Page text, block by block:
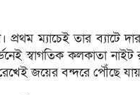
ম্যাচেই তার ব্যাটে
স্বাগতিক কলকাতা নাইট
জয়ের বন্দরে পৌঁছে যায়